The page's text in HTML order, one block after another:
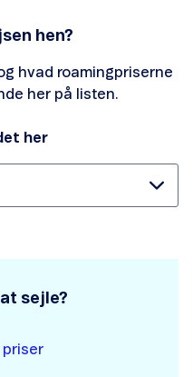
hen?
hvad roamingpriserne
her på listen.
her
sejle?
priser